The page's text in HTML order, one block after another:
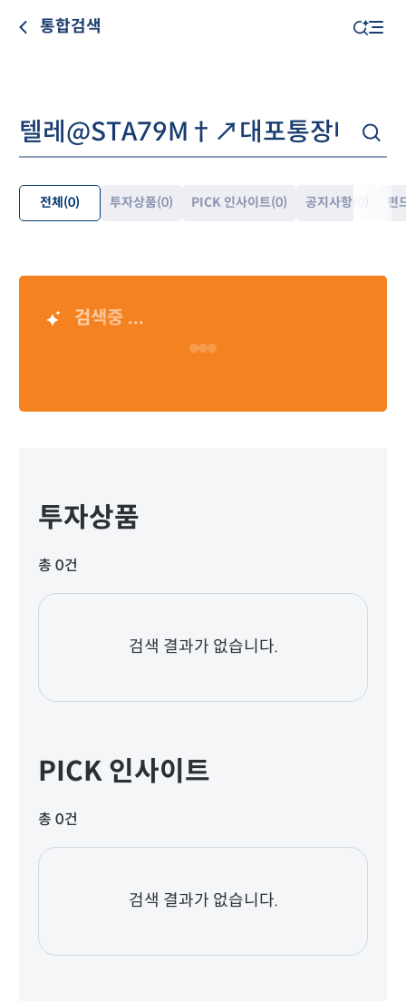
통합검색
전체 (0) 투자상품(0) PICK 인사이트(0) 공지사항 펀
검색중 ...
Loading…
투자상품
총 0건
검색 결과가 없습니다.
PICK 인사이트
총 0건
검색 결과가 없습니다.